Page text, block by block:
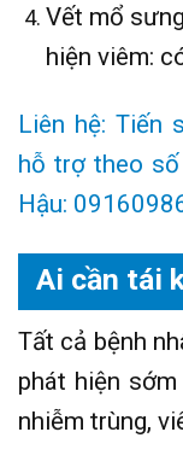
Vết mổ
hiện viêm:
Liên hệ: Tiến
hỗ trợ theo
Hậu:
Ai cần tái
Tất cả bệnh
phát hiện
nhiễm trùng,